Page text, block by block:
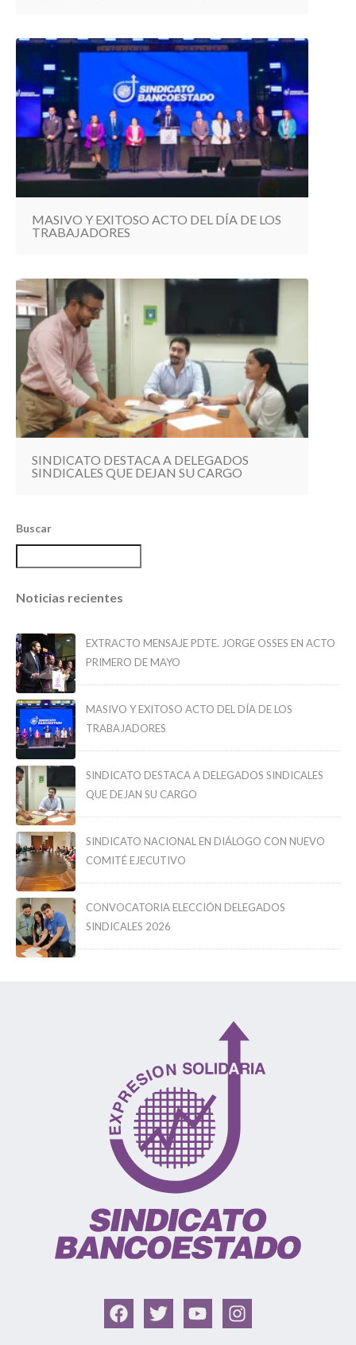
MASIVO Y EXITOSO ACTO DEL DÍA DE LOS
TRABAJADORES
SINDICATO DESTACA A DELEGADOS
SINDICALES QUE DEJAN SU CARGO
Buscar
Noticias recientes
EXTRACTO MENSAJE PDTE. JORGE OSSES EN ACTO
PRIMERO DE MAYO
MASIVO Y EXITOSO ACTO DEL DÍA DE LOS
TRABAJADORES
SINDICATO DESTACA A DELEGADOS SINDICALES
QUE DEJAN SU CARGO
SINDICATO NACIONAL EN DIÁLOGO CON NUEVO
COMITÉ EJECUTIVO
CONVOCATORIA ELECCIÓN DELEGADOS
SINDICALES 2026